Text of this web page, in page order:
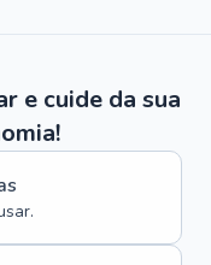
e cuide da sua